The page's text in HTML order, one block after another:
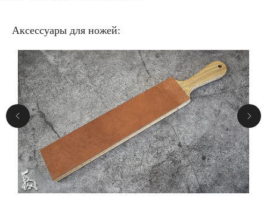
Аксессуары для ножей: